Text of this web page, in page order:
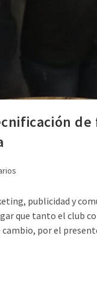
publicidad y
que tanto el club
por el